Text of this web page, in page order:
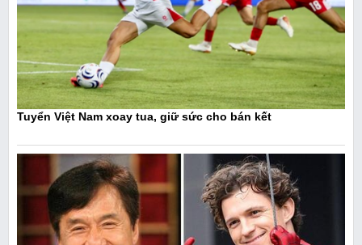
Tuyển Việt Nam xoay tua, giữ sức cho bán kết